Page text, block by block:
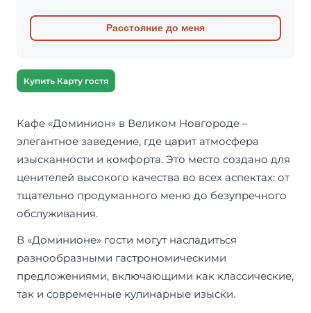
Расстояние до меня
Купить Карту гостя
Кафе «Доминион» в Великом Новгороде –
элегантное заведение, где царит атмосфера
изысканности и комфорта. Это место создано для
ценителей высокого качества во всех аспектах: от
тщательно продуманного меню до безупречного
обслуживания.
В «Доминионе» гости могут насладиться
разнообразными гастрономическими
предложениями, включающими как классические,
так и современные кулинарные изыски.